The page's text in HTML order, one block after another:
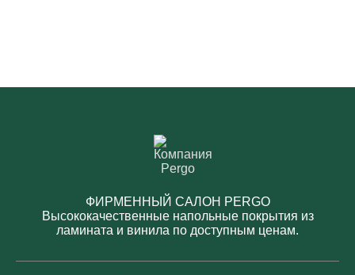
ФИРМЕННЫЙ САЛОН PERGO
Высококачественные напольные покрытия из
ламината и винила по доступным ценам.